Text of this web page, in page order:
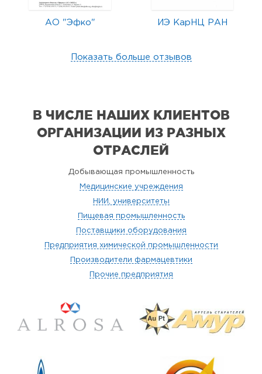
АО "Эфко" ИЭ КарНЦ РАН
Показать больше отзывов
В ЧИСЛЕ НАШИХ КЛИЕНТОВ
ОРГАНИЗАЦИИ ИЗ РАЗНЫХ
ОТРАСЛЕЙ
Добывающая промышленность
Медицинские учреждения
НИИ, университеты
Пищевая промышленность
Поставщики оборудования
Предприятия химической промышленности
Производители фармацевтики
Прочие предприятия